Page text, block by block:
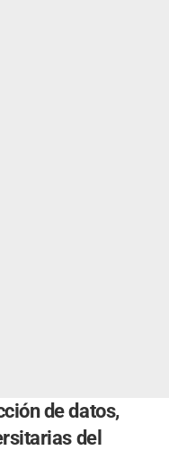
de datos,
del